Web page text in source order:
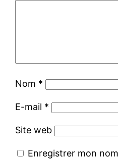
Nom *
E-mail *
Site web
Enregistrer mon